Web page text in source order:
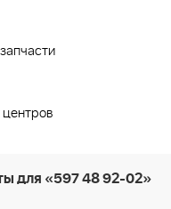
для «597 48 92-02»